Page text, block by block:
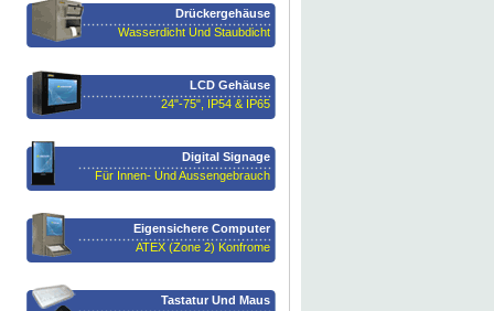
Drückergehäuse
Wasserdicht Und Staubdicht
LCD Gehäuse
24"-75", IP54 & IP65
Digital Signage
Für Innen- Und Aussengebrauch
Eigensichere Computer
ATEX (Zone 2) Konfrome
Tastatur Und Maus